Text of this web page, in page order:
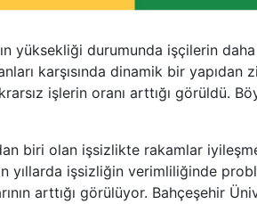
yüksekliği durumunda işçilerin
karşısında dinamik bir yapıdan
işlerin oranı arttığı görüldü.
biri olan işsizlikte rakamlar
yıllarda işsizliğin verimliliğinde
arttığı görülüyor. Bahçeşehir